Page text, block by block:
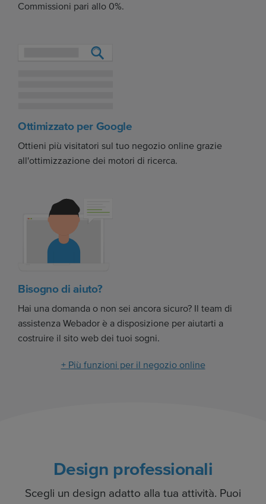
Commissioni pari allo 0%.
Ottimizzato per Google
Ottieni più visitatori sul tuo negozio online grazie
all'ottimizzazione dei motori di ricerca.
Bisogno di aiuto?
Hai una domanda o non sei ancora sicuro? Il team di
assistenza Webador è a disposizione per aiutarti a
costruire il sito web dei tuoi sogni.
+ Più funzioni per il negozio online
Design professionali
Scegli un design adatto alla tua attività. Puoi